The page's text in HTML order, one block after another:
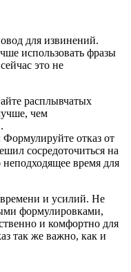
для извинений.
использовать фразы
это не
расплывчатых
чем
Формулируйте отказ от
сосредоточиться на
время для
времени и усилий. Не
формулировками,
и комфортно для
так же важно, как и